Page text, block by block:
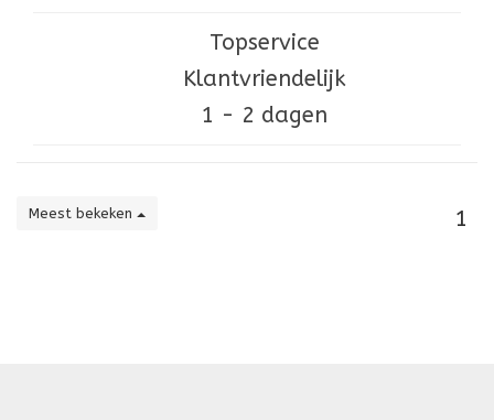
Topservice
Klantvriendelijk
1 - 2 dagen
Meest bekeken 1